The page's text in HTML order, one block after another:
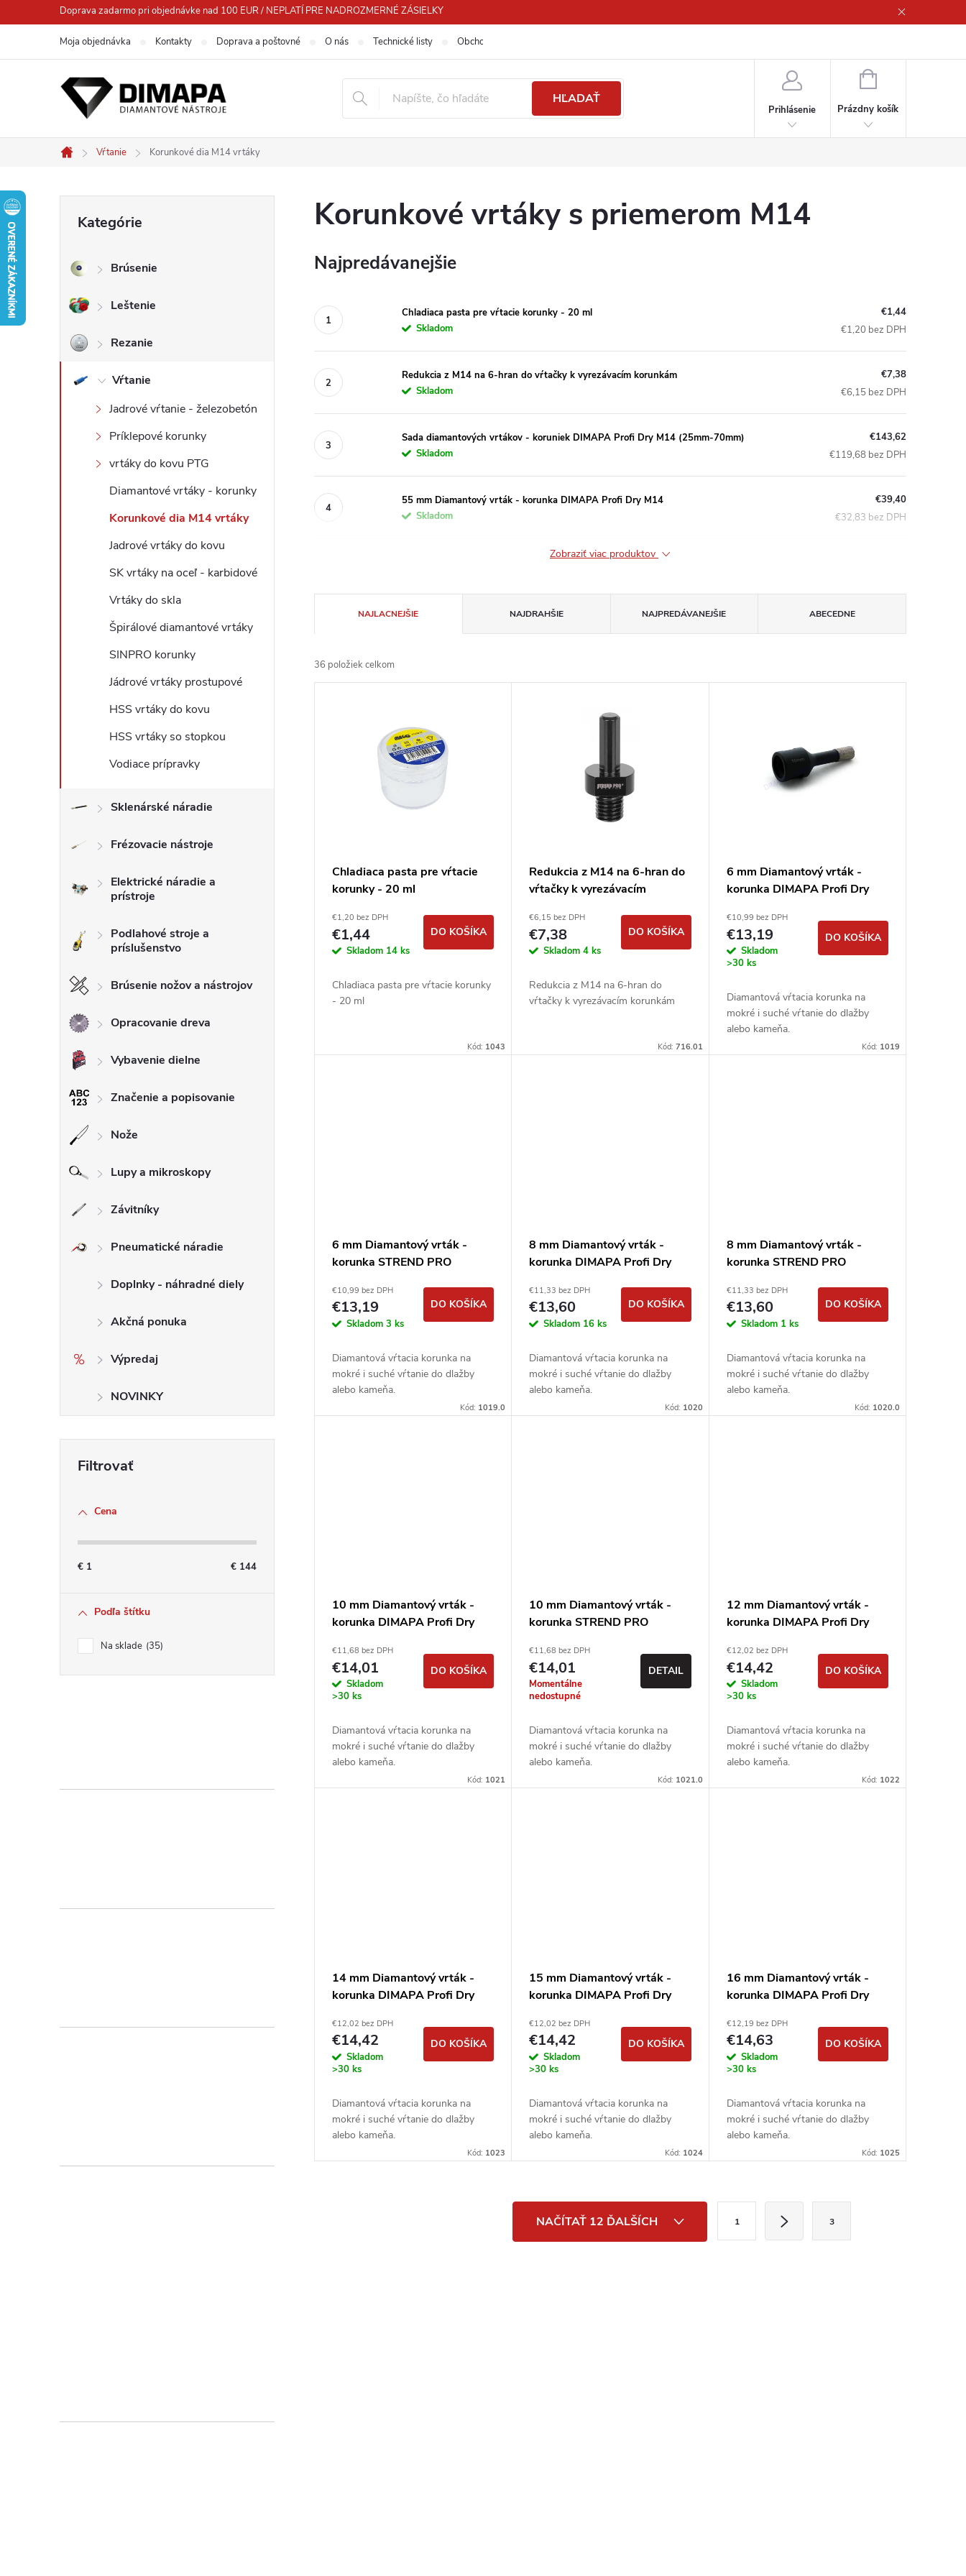
na
Doprava zadarmo pri objednávke nad 100 EUR / NEPLATÍ PRE NADROZMERNÉ ZÁSIELKY
Moja objednávka Kontakty Doprava a poštovné O nás Technické listy Obchodné podmienky
HĽADAŤ
Prihlásenie
NÁKUPNÝ
Prázdny košík
Domov
Vŕtanie Korunkové dia M14 vrtáky
č
n
ý
p
kategórie
Kategórie
Brúsenie
Leštenie
Rezanie
Vŕtanie
Jadrové vŕtanie - železobetón
Príklepové korunky
vrtáky do kovu PTG
Diamantové vrtáky - korunky
Korunkové dia M14 vrtáky
Jadrové vrtáky do kovu
SK vrtáky na oceľ - karbidové
Vrtáky do skla
Špirálové diamantové vrtáky
SINPRO korunky
Jádrové vrtáky prostupové
HSS vrtáky do kovu
HSS vrtáky so stopkou
Vodiace prípravky
Sklenárské náradie
Frézovacie nástroje
Elektrické náradie a
prístroje
Podlahové stroje a
príslušenstvo
Brúsenie nožov a nástrojov
Opracovanie dreva
Vybavenie dielne
Značenie a popisovanie
Nože
Lupy a mikroskopy
Závitníky
Pneumatické náradie
Doplnky - náhradné diely
Akčná ponuka
Výpredaj
NOVINKY
Cena
€ 1 € 144
Podľa štítku
Na sklade 35
Korunkové vrtáky s priemerom M14
Najpredávanejšie
Chladiaca pasta pre vŕtacie korunky - 20 ml
Skladom
€1,44
€1,20 bez DPH
Redukcia z M14 na 6-hran do vŕtačky k vyrezávacím korunkám
Skladom
€7,38
€6,15 bez DPH
Sada diamantových vrtákov - koruniek DIMAPA Profi Dry M14 (25mm-70mm)
Skladom
€143,62
€119,68 bez DPH
55 mm Diamantový vrták - korunka DIMAPA Profi Dry M14
Skladom
€39,40
€32,83 bez DPH
Zobraziť viac produktov
a
d
NAJLACNEJŠIE NAJDRAHŠIE NAJPREDÁVANEJŠIE ABECEDNE
36 položiek celkom
k
Chladiaca pasta pre vŕtacie
korunky - 20 ml
€1,20 bez DPH
€1,44
Skladom 14 ks
DO KOŠÍKA
Chladiaca pasta pre vŕtacie korunky
- 20 ml
Kód: 1043
Redukcia z M14 na 6-hran do
vŕtačky k vyrezávacím
€6,15 bez DPH
€7,38
Skladom4 ks
DO KOŠÍKA
Redukcia z M14 na 6-hran do
vŕtačky k vyrezávacím korunkám
Kód: 716.01
6 mm Diamantový vrták -
korunka DIMAPA Profi Dry
€10,99 bez DPH
€13,19
Skladom
>30 ks
DO KOŠÍKA
Diamantová vŕtacia korunka na
mokré i suché vŕtanie do dlažby
alebo kameňa.
Kód: 1019
6 mm Diamantový vrták -
korunka STREND PRO
€10,99 bez DPH
€13,19
Skladom 3 ks
DO KOŠÍKA
Diamantová vŕtacia korunka na
mokré i suché vŕtanie do dlažby
alebo kameňa.
Kód: 1019.0
8 mm Diamantový vrták -
korunka DIMAPA Profi Dry
€11,33 bez DPH
€13,60
Skladom 16 ks
DO KOŠÍKA
Diamantová vŕtacia korunka na
mokré i suché vŕtanie do dlažby
alebo kameňa.
Kód: 1020
8 mm Diamantový vrták -
korunka STREND PRO
€11,33 bez DPH
€13,60
Skladom 1 ks
DO KOŠÍKA
Diamantová vŕtacia korunka na
mokré i suché vŕtanie do dlažby
alebo kameňa.
Kód: 1020.0
10 mm Diamantový vrták -
korunka DIMAPA Profi Dry
€11,68 bez DPH
€14,01
Skladom
>30 ks
DO KOŠÍKA
Diamantová vŕtacia korunka na
mokré i suché vŕtanie do dlažby
alebo kameňa.
Kód: 1021
10 mm Diamantový vrták -
korunka STREND PRO
€11,68 bez DPH
€14,01
Momentálne
nedostupné
DETAIL
Diamantová vŕtacia korunka na
mokré i suché vŕtanie do dlažby
alebo kameňa.
Kód: 1021.0
12 mm Diamantový vrták -
korunka DIMAPA Profi Dry
€12,02 bez DPH
€14,42
Skladom
>30 ks
DO KOŠÍKA
Diamantová vŕtacia korunka na
mokré i suché vŕtanie do dlažby
alebo kameňa.
Kód: 1022
14 mm Diamantový vrták -
korunka DIMAPA Profi Dry
€12,02 bez DPH
€14,42
Skladom
>30 ks
DO KOŠÍKA
Diamantová vŕtacia korunka na
mokré i suché vŕtanie do dlažby
alebo kameňa.
Kód: 1023
15 mm Diamantový vrták -
korunka DIMAPA Profi Dry
€12,02 bez DPH
€14,42
Skladom
>30 ks
DO KOŠÍKA
Diamantová vŕtacia korunka na
mokré i suché vŕtanie do dlažby
alebo kameňa.
Kód: 1024
16 mm Diamantový vrták -
korunka DIMAPA Profi Dry
€12,19 bez DPH
€14,63
Skladom
>30 ks
DO KOŠÍKA
Diamantová vŕtacia korunka na
mokré i suché vŕtanie do dlažby
alebo kameňa.
Kód: 1025
NAČÍTAŤ 12 ĎALŠÍCH 1 3